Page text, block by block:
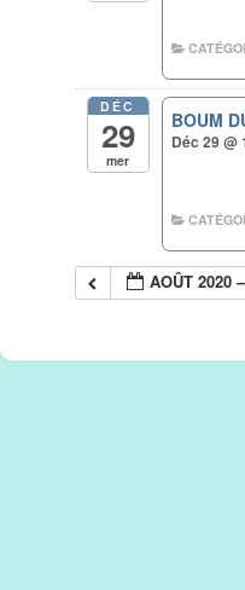
DÉC
29
mer
BOUM
Déc 29 @
AOÛT 2020